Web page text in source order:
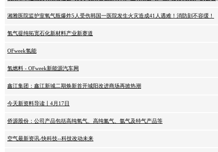
湘雅医院监护室氧气瓶爆炸5人受伤韩国一医院发生火灾造成41人遇难！消防刻不容缓！
氢气提纯拓宽石化新材料产业新赛道
OFweek氢能
氢燃料 - OFweek新能源汽车网
鑫江集团：鑫江新城二期焕新首开城阳改进商场再掀热潮
今天新资料导读丨4月17日
侨源股份：公司产品包括高纯氧气、高纯氮气、氩气及特气产品等
空气最新资讯-快科技--科技改动未来